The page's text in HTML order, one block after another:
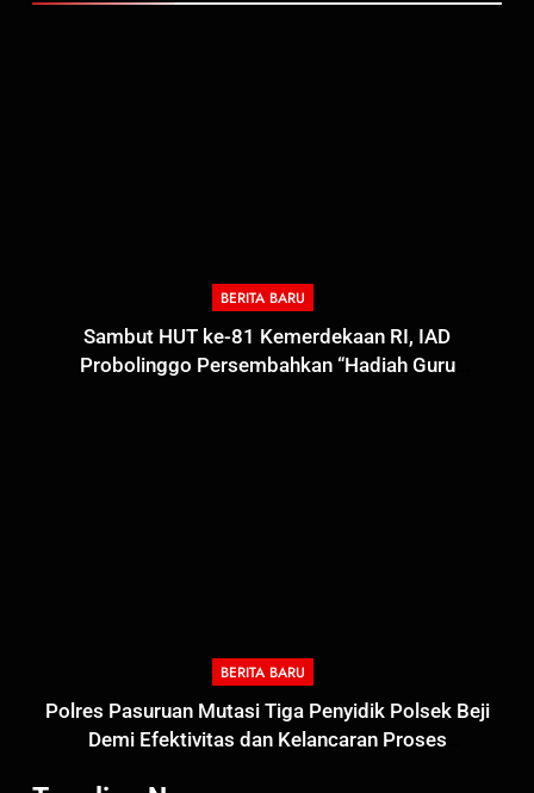
BERITA BARU
Sambut HUT ke-81 Kemerdekaan RI, IAD
Probolinggo Persembahkan “Hadiah Guru
BERITA BARU
Polres Pasuruan Mutasi Tiga Penyidik Polsek Beji
Demi Efektivitas dan Kelancaran Proses
Polres Pasuruan Nonjobkan
Anggota Reskrim Polsek Beji,
BERITA BARU